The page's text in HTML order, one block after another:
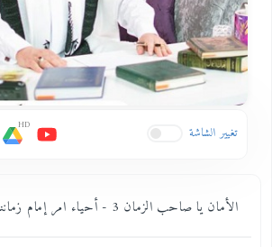
تغيير الشاشة HD
الأمان يا صاحب الزمان 3 - أحياء امر إمام زماننا ج 3